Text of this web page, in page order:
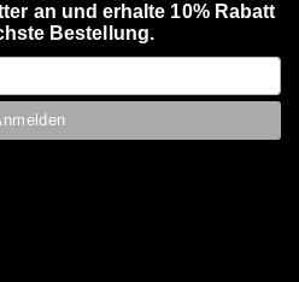
an und erhalte 10% Rabatt
Bestellung.